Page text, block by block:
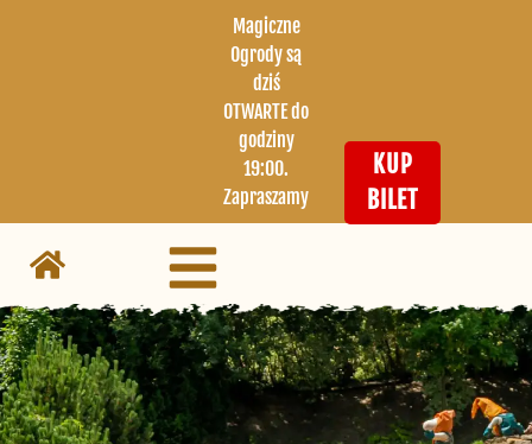
Magiczne
Ogrody są
dziś
OTWARTE do
godziny
19:00.
Zapraszamy
KUP
BILET